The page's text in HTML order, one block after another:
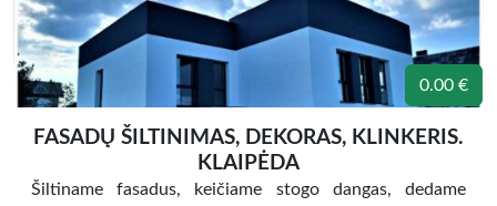
0.00 €
FASADŲ ŠILTINIMAS, DEKORAS, KLINKERIS.
KLAIPĖDA
Šiltiname fasadus, keičiame stogo dangas, dedame